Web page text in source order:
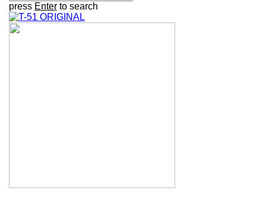
press Enter to search